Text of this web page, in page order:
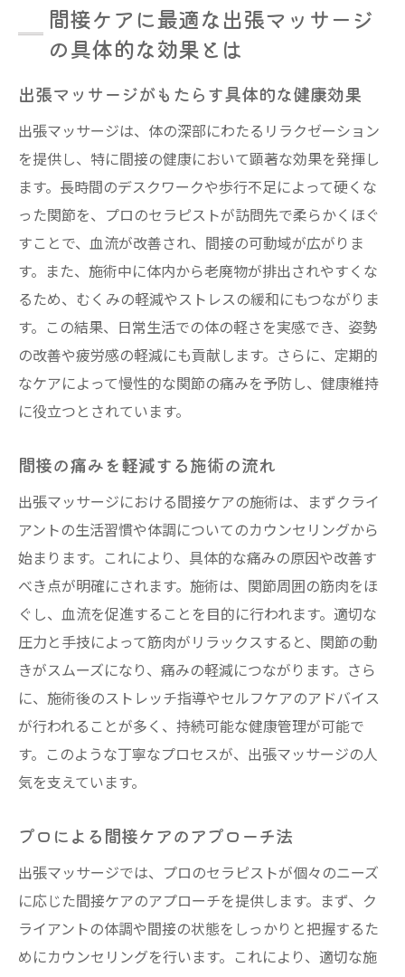
間接ケアに最適な出張マッサージ
の具体的な効果とは
出張マッサージがもたらす具体的な健康効果
出張マッサージは、体の深部にわたるリラクゼーション
を提供し、特に間接の健康において顕著な効果を発揮し
ます。長時間のデスクワークや歩行不足によって硬くな
った関節を、プロのセラピストが訪問先で柔らかくほぐ
すことで、血流が改善され、間接の可動域が広がりま
す。また、施術中に体内から老廃物が排出されやすくな
るため、むくみの軽減やストレスの緩和にもつながりま
す。この結果、日常生活での体の軽さを実感でき、姿勢
の改善や疲労感の軽減にも貢献します。さらに、定期的
なケアによって慢性的な関節の痛みを予防し、健康維持
に役立つとされています。
間接の痛みを軽減する施術の流れ
出張マッサージにおける間接ケアの施術は、まずクライ
アントの生活習慣や体調についてのカウンセリングから
始まります。これにより、具体的な痛みの原因や改善す
べき点が明確にされます。施術は、関節周囲の筋肉をほ
ぐし、血流を促進することを目的に行われます。適切な
圧力と手技によって筋肉がリラックスすると、関節の動
きがスムーズになり、痛みの軽減につながります。さら
に、施術後のストレッチ指導やセルフケアのアドバイス
が行われることが多く、持続可能な健康管理が可能で
す。このような丁寧なプロセスが、出張マッサージの人
気を支えています。
プロによる間接ケアのアプローチ法
出張マッサージでは、プロのセラピストが個々のニーズ
に応じた間接ケアのアプローチを提供します。まず、ク
ライアントの体調や間接の状態をしっかりと把握するた
めにカウンセリングを行います。これにより、適切な施